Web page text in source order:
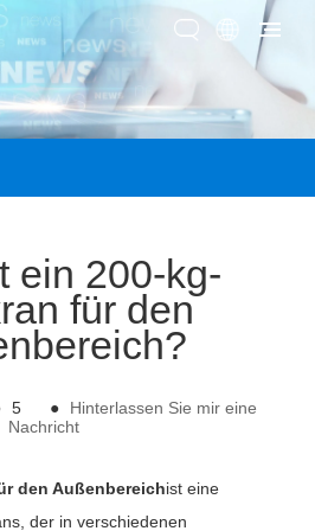
ein 200-kg-
für den
5 ●
Hinterlassen Sie mir eine
Nachricht
den Außenbereichist eine
der in verschiedenen